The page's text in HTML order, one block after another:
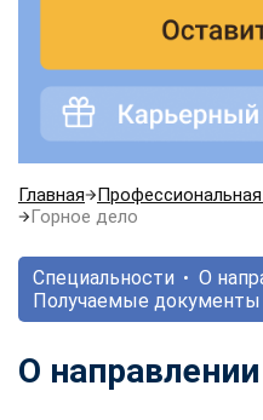
Главная
Горное дело
Специальности
О
Получаемые документы
О направлении